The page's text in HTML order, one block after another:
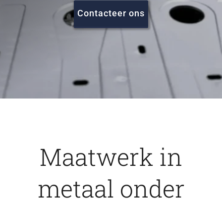
FAQ
Vacatures
Contacteer ons
Maatwerk in
metaal onder